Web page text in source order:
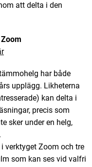
att delta i den
har både
upplägg. Likheterna
kan delta i
precis som
sker under en helg,
verktyget Zoom och tre
som kan ses vid valfri